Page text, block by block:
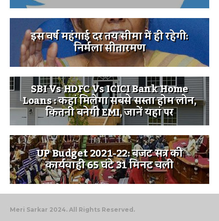
इस वर्ष महंगाई दर तय सीमा में ही रहेगी:
निर्मला सीतारमण
SBI Vs HDFC Vs ICICI Bank Home
Loans : कहां मिलेगा सबसे सस्ता होम लोन,
कितनी बनेगी EMI, जानें यहां पर
UP Budget 2021-22: बजट सत्र की
कार्यवाही 65 घंटे 31 मिनट चली
Meri Sarkar 2024. All Rights Reserved.